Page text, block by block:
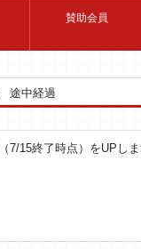
賛助会員
途中経過
7/15終了時点）をUPしま